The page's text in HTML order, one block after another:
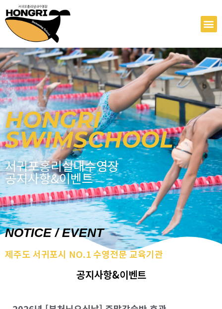
텐
건
너
뛰
기
HONGRI
SWIMSCHOOL
서귀포홍리실내수영장
공지사항&이벤트
NOTICE / EVENT
제주도 서귀포시 NO.1 수영전문 교육기관
공지사항&이벤트